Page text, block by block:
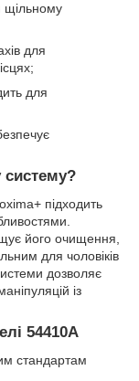
щільному
для
для
систему?
підходить
його очищення,
для чоловіків
дозволяє
із
54410A
стандартам